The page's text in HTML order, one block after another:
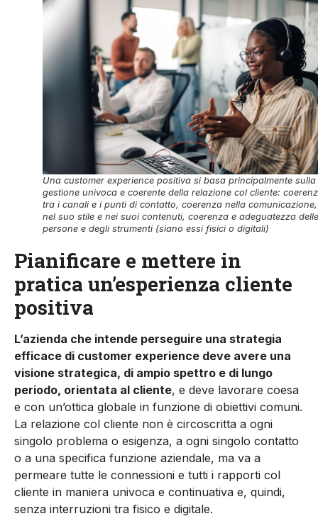
Una customer experience positiva si basa principalmente sulla
gestione univoca e coerente della relazione col cliente:
tra i canali e i punti di contatto, coerenza nella comunicazione,
nel suo stile e nei suoi contenuti, coerenza e adeguatezza delle
persone e degli strumenti (siano essi fisici o digitali)
Pianificare e mettere in
pratica un’esperienza cliente
positiva
L’azienda che intende perseguire una strategia
efficace di customer experience deve avere una
visione strategica, di ampio spettro e di lungo
periodo, orientata al cliente, e deve lavorare coesa
e con un’ottica globale in funzione di obiettivi comuni.
La relazione col cliente non è circoscritta a ogni
singolo problema o esigenza, a ogni singolo contatto
o a una specifica funzione aziendale, ma va a
permeare tutte le connessioni e tutti i rapporti col
cliente in maniera univoca e continuativa e, quindi,
senza interruzioni tra fisico e digitale.